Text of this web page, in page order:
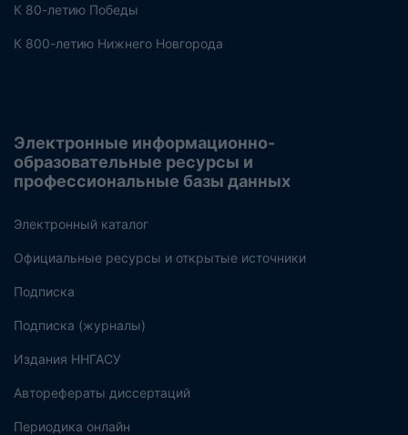
К 80-летию Победы
К 800-летию Нижнего Новгорода
Электронные информационно-
образовательные ресурсы и
профессиональные базы данных
Электронный каталог
Официальные ресурсы и открытые источники
Подписка
Подписка (журналы)
Издания ННГАСУ
Авторефераты диссертаций
Периодика онлайн